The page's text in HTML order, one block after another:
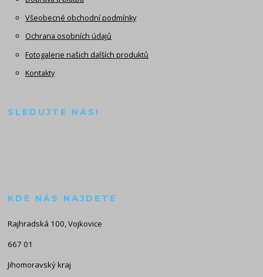
Všeobecné obchodní podmínky
Ochrana osobních údajů
Fotogalerie našich dalších produktů
Kontakty
SLEDUJTE NÁS!
KDE NÁS NAJDETE
Rajhradská 100, Vojkovice
667 01
Jihomoravský kraj